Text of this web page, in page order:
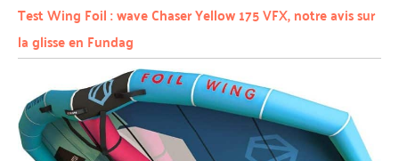
Test Wing Foil : wave Chaser Yellow 175 VFX, notre avis sur
la glisse en Fundag